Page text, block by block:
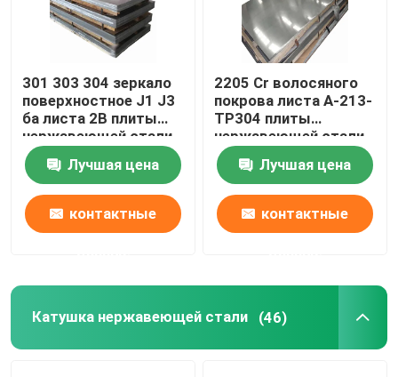
Катушка углерода стальная
301 303 304 зеркало
поверхностное J1 J3
ба листа 2B плиты
нержавеющей стали
Лучшая цена
контактные
2205 Cr волосяного
покрова листа A-213-
TP304 плиты
нержавеющей стали
904l 321 316l
Лучшая цена
контактные
Катушка нержавеющей стали (46)